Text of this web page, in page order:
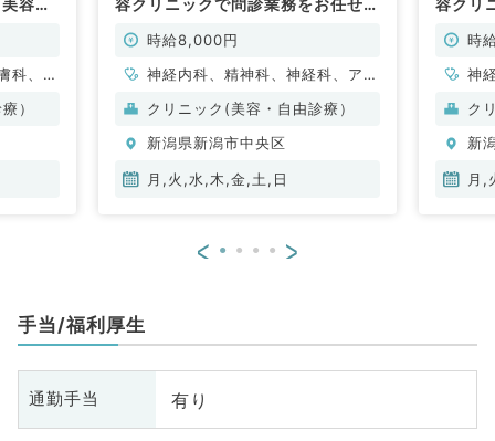
科、美
）
能！（科目不問／非常勤）
時給8,000円
神経内科、精神科、神経科、アレ
ルギー科、リウマチ科、小児科、
脳神経外科、呼吸器外科、心臓血
管外科、小児外科、皮膚科、泌尿
放射線科、リハビリテーション
化器外科、乳腺外科、総合診療
科、美容皮膚科、健診・人間ドッ
クリニック(美容・自由診療）
新潟県新潟市中央区
月,火,水,木,金,土,日
より時
神
ル
脳
管
科
ク
新
月,
< >
手当/福利厚生
通勤手当 有り